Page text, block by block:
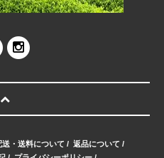
送・送料について / 返品について /